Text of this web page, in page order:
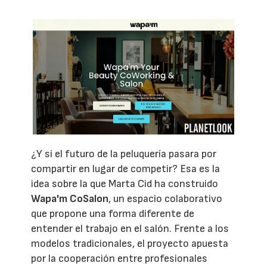
¿Y si el futuro de la peluquería pasara por
compartir en lugar de competir? Esa es la
idea sobre la que Marta Cid ha construido
Wapa'm CoSalon, un espacio colaborativo
que propone una forma diferente de
entender el trabajo en el salón. Frente a los
modelos tradicionales, el proyecto apuesta
por la cooperación entre profesionales